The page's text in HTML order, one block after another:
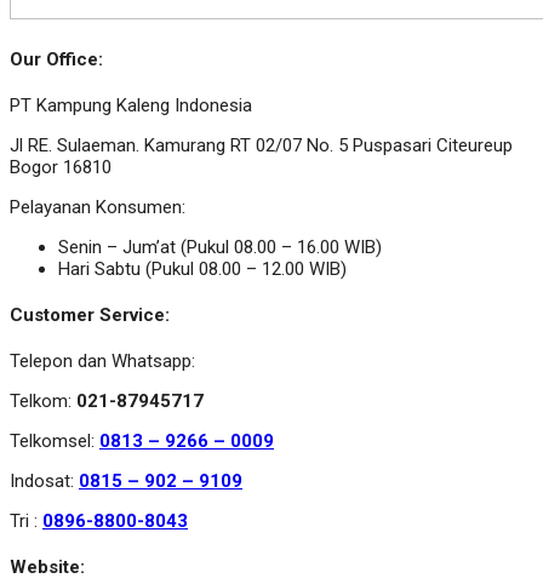
Our Office:
PT Kampung Kaleng Indonesia
Jl RE. Sulaeman. Kamurang RT 02/07 No. 5 Puspasari Citeureup
Bogor 16810
Pelayanan Konsumen:
Senin – Jum’at (Pukul 08.00 – 16.00 WIB)
Hari Sabtu (Pukul 08.00 – 12.00 WIB)
Customer Service:
Telepon dan Whatsapp:
Telkom: 021-87945717
Telkomsel: 0813 – 9266 – 0009
Indosat: 0815 – 902 – 9109
Tri : 0896-8800-8043
Website: